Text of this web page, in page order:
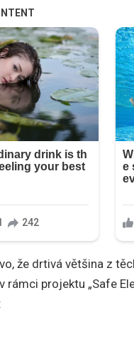
že drtivá většina z
rámci projektu „Safe